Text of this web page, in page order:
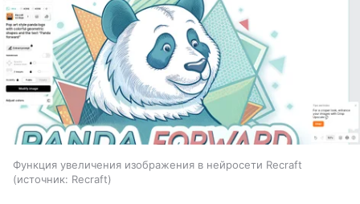
Функция увеличения изображения в нейросети Recraft
источник: Recraft